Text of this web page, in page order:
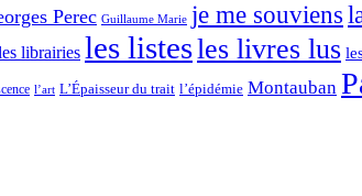
Perec Guillaume Marie je me souviens
librairies les listesles livres lus
l’art L’Épaisseur du trait l’épidémie Montauban